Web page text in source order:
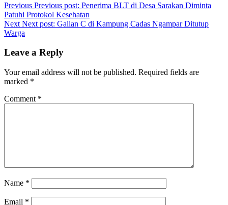
Previous Previous post: Penerima BLT di Desa Sarakan Diminta
Patuhi Protokol Kesehatan
Next Next post: Galian C di Kampung Cadas Ngampar Ditutup
Warga
Leave a Reply
Your email address will not be published. Required fields are
marked *
Comment *
Name *
Email *